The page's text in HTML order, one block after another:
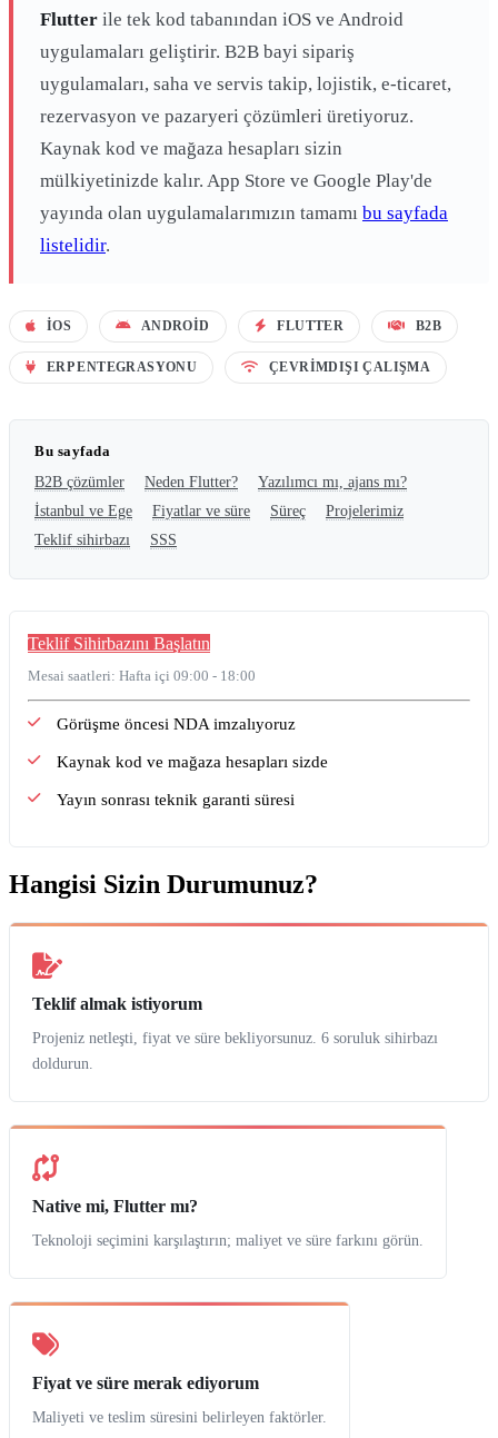
Flutter ile tek kod tabanından iOS ve Android
uygulamaları geliştirir. B2B bayi sipariş
uygulamaları, saha ve servis takip, lojistik, e-ticaret,
rezervasyon ve pazaryeri çözümleri üretiyoruz.
Kaynak kod ve mağaza hesapları sizin
mülkiyetinizde kalır. App Store ve Google Play'de
yayında olan uygulamalarımızın tamamı bu sayfada
listelidir.
IOS ANDROID FLUTTER B2B
ERP ENTEGRASYONU ÇEVRIMDIŞI ÇALIŞMA
Bu sayfada
B2B çözümler
Neden Flutter?
Yazılımcı mı, ajans mı?
İstanbul ve Ege
Fiyatlar ve süre Süreç
Projelerimiz
Teklif sihirbazı
SSS
Teklif Sihirbazını Başlatın
Mesai saatleri: Hafta içi 09:00 - 18:00
Görüşme öncesi NDA imzalıyoruz
Kaynak kod ve mağaza hesapları sizde
Yayın sonrası teknik garanti süresi
Hangisi Sizin Durumunuz?
Teklif almak istiyorum
Projeniz netleşti, fiyat ve süre bekliyorsunuz. 6 soruluk sihirbazı
doldurun.
Native mi, Flutter mı?
Teknoloji seçimini karşılaştırın; maliyet ve süre farkını görün.
Fiyat ve süre merak ediyorum
Maliyeti ve teslim süresini belirleyen faktörler.